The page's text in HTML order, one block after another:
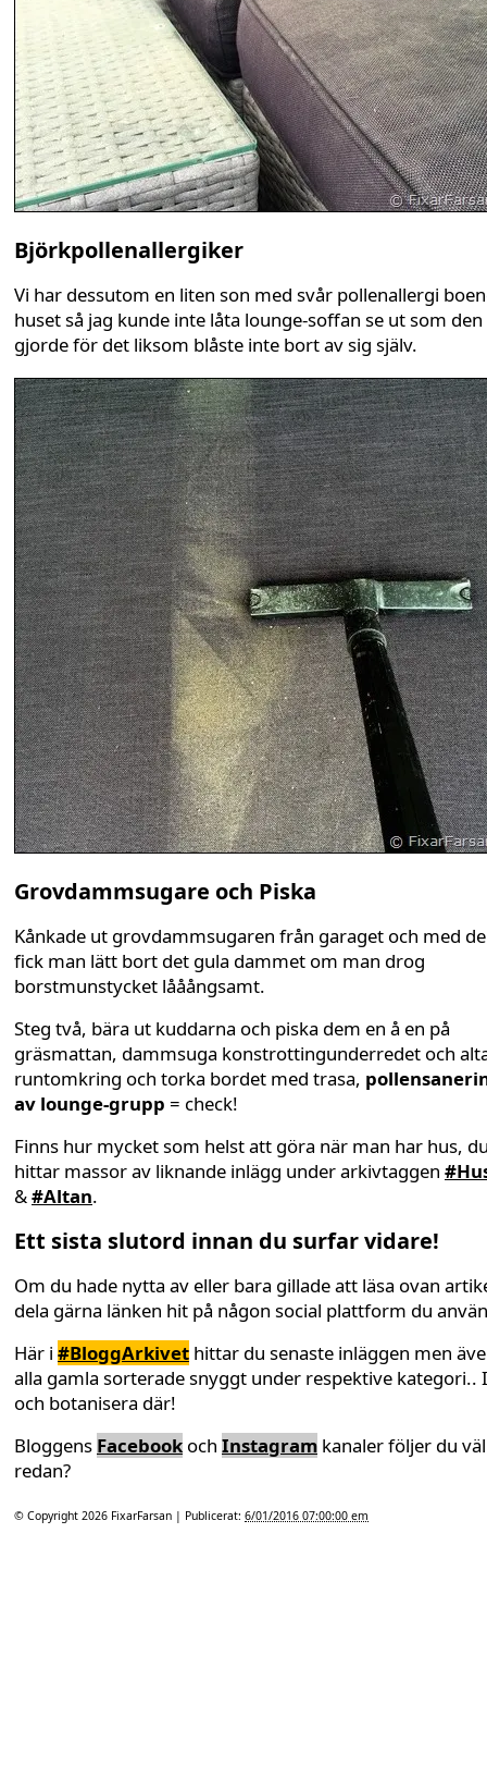
Björkpollenallergiker
Vi har dessutom en liten son med svår pollenallergi
huset så jag kunde inte låta lounge-soffan se ut som den
gjorde för det liksom blåste inte bort av sig själv.
Grovdammsugare och Piska
Kånkade ut grovdammsugaren från garaget och med
fick man lätt bort det gula dammet om man drog
borstmunstycket lååångsamt.
Steg två, bära ut kuddarna och piska dem en å en på
gräsmattan, dammsuga konstrottingunderredet och
runtomkring och torka bordet med trasa,
av lounge-grupp = check!
Finns hur mycket som helst att göra när man har hus,
hittar massor av liknande inlägg under arkivtaggen
&#Altan.
Ett sista slutord innan du surfar vidare!
Om du hade nytta av eller bara gillade att läsa ovan
dela gärna länken hit på någon social plattform du
Här i #BloggArkivet hittar du senaste inläggen men
alla gamla sorterade snyggt under respektive kategori..
och botanisera där!
Bloggens Facebookoch Instagram kanaler följer du väl
redan?
© Copyright 2026 FixarFarsan | Publicerat: 6/01/2016 07:00:00 em